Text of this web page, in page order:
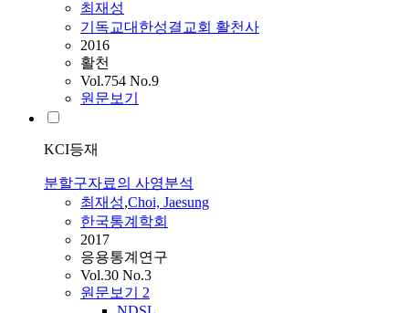
최재성
기독교대한성결교회 활천사
2016
활천
Vol.754 No.9
원문보기
KCI등재
분할구자료의 사영분석
최재성,Choi, Jaesung
한국통계학회
2017
응용통계연구
Vol.30 No.3
원문보기 2